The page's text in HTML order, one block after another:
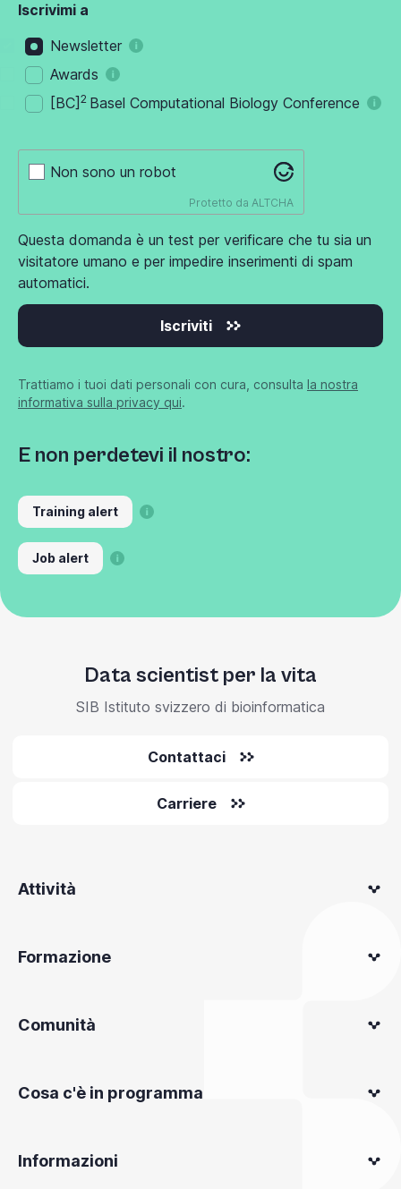
Iscrivimi a
Newsletter
Awards
[BC] 2 Basel Computational Biology Conference
Non sono un robot
Protetto da ALTCHA
Questa domanda è un test per verificare che tu sia un
visitatore umano e per impedire inserimenti di spam
automatici.
Iscriviti
Trattiamo i tuoi dati personali con cura, consulta la nostra
informativa sulla privacy qui.
E non perdetevi il nostro:
Training alert
Job alert
Data scientist per la vita
SIB Istituto svizzero di bioinformatica
Contattaci
Carriere
Attività
Formazione
Comunità
Cosa c'è in programma
Informazioni